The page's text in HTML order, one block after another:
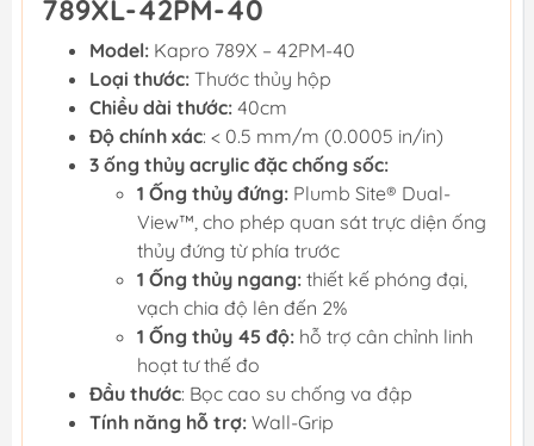
789XL-42PM-40
Model: Kapro 789X – 42PM-40
Loại thước: Thước thủy hộp
Chiều dài thước: 40cm
Độ chính xác: < 0.5 mm/m (0.0005 in/in)
3 ống thủy acrylic đặc chống sốc:
1 Ống thủy đứng: Plumb Site® Dual-
View™, cho phép quan sát trực diện ống
thủy đứng từ phía trước
1 Ống thủy ngang: thiết kế phóng đại,
vạch chia độ lên đến 2%
1 Ống thủy 45 độ: hỗ trợ cân chỉnh linh
hoạt tư thế đo
Đầu thước: Bọc cao su chống va đập
Tính năng hỗ trợ: Wall-Grip